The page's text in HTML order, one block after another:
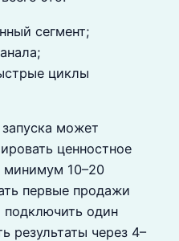
сегмент;
циклы
может
ценностное
минимум 10–20
первые продажи
подключить один
результаты через 4–